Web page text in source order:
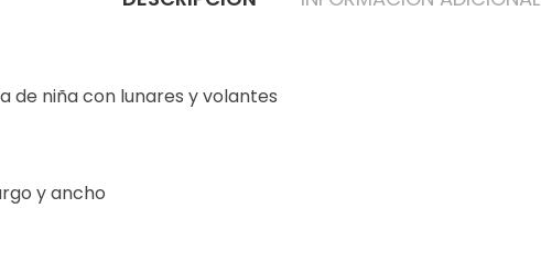
de niña con lunares y volantes
y ancho